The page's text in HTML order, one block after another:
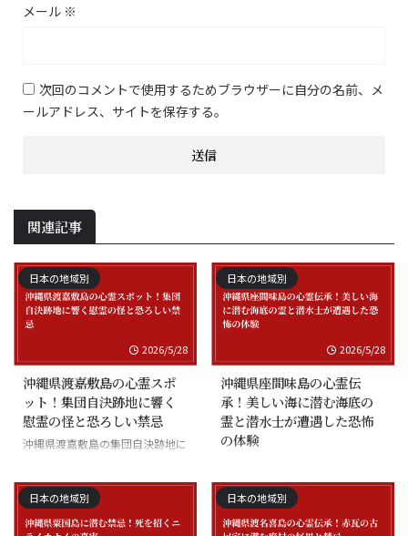
メール ※
次回のコメントで使用するためブラウザーに自分の名前、メ
ールアドレス、サイトを保存する。
関連記事
日本の地域別
2026/5/28
沖縄県渡嘉敷島の心霊スポ
ット！集団自決跡地に響く
慰霊の怪と恐ろしい禁忌
沖縄県渡嘉敷島の集団自決跡地に
日本の地域別
2026/5/28
沖縄県座間味島の心霊伝
承！美しい海に潜む海底の
霊と潜水士が遭遇した恐怖
の体験
士の怪談
日本の地域別 日本の地域別